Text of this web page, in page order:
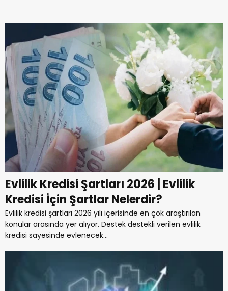
Evlilik Kredisi Şartları 2026 | Evlilik
Kredisi İçin Şartlar Nelerdir?
Evlilik kredisi şartları 2026 yılı içerisinde en çok araştırılan
konular arasında yer alıyor. Destek destekli verilen evlilik
kredisi sayesinde evlenecek...